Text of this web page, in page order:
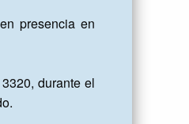
presencia en
durante el